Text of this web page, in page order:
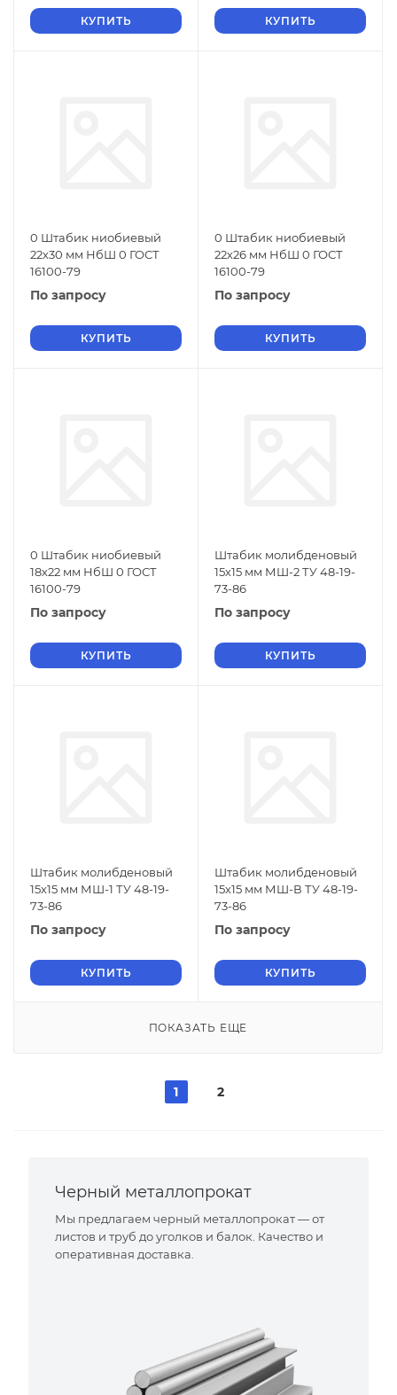
КУПИТЬ КУПИТЬ
0 Штабик ниобиевый
22х30 мм НбШ 0 ГОСТ
16100-79
По запросу
КУПИТЬ
0 Штабик ниобиевый
22х26 мм НбШ 0 ГОСТ
16100-79
По запросу
КУПИТЬ
0 Штабик ниобиевый
18х22 мм НбШ 0 ГОСТ
16100-79
По запросу
КУПИТЬ
Штабик молибденовый
15х15 мм МШ-2 ТУ 48-19-
73-86
По запросу
КУПИТЬ
Штабик молибденовый
15х15 мм МШ-1 ТУ 48-19-
73-86
По запросу
КУПИТЬ
Штабик молибденовый
15х15 мм МШ-В ТУ 48-19-
73-86
По запросу
КУПИТЬ
ПОКАЗАТЬ ЕЩЕ
1 2
Черный металлопрокат
Мы предлагаем черный металлопрокат — от
листов и труб до уголков и балок. Качество и
оперативная доставка.